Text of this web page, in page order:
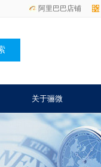
阿里巴巴店铺
关于骊微